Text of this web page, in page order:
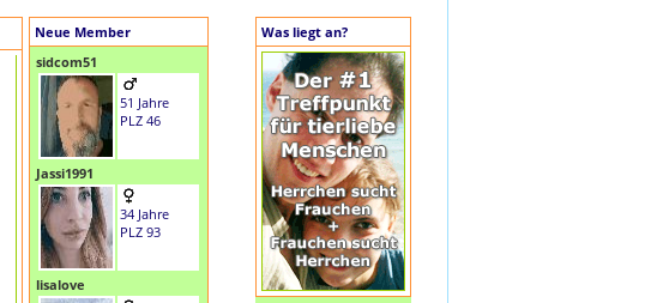
Neue Member
sidcom51
51 Jahre
PLZ 46
Jassi1991
34 Jahre
PLZ 93
lisalove
Was liegt an?